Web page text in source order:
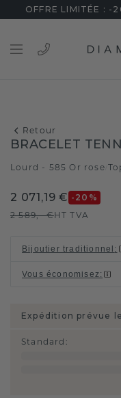
OFFRE LIMITÉE : -
Retour
BRACELET
Lourd - 585 Or rose
2 071,19 € -20 %
2 589,- €HT TVA
Bijoutier traditionnel :
Vous économisez:
Expédition prévue
Standard :